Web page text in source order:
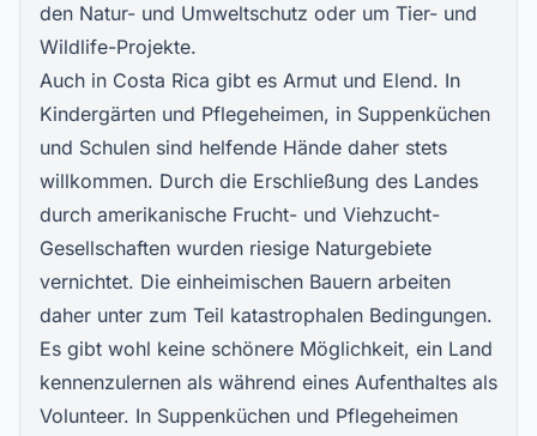
den Natur- und Umweltschutz oder um Tier- und
Wildlife-Projekte.
Auch in Costa Rica gibt es Armut und Elend. In
Kindergärten und Pflegeheimen, in Suppenküchen
und Schulen sind helfende Hände daher stets
willkommen. Durch die Erschließung des Landes
durch amerikanische Frucht- und Viehzucht-
Gesellschaften wurden riesige Naturgebiete
vernichtet. Die einheimischen Bauern arbeiten
daher unter zum Teil katastrophalen Bedingungen.
Es gibt wohl keine schönere Möglichkeit, ein Land
kennenzulernen als während eines Aufenthaltes als
Volunteer. In Suppenküchen und Pflegeheimen